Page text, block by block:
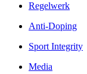
Regelwerk
Anti-Doping
Sport Integrity
Media